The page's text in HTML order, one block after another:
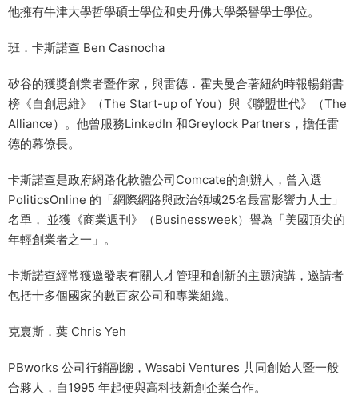
他擁有牛津大學哲學碩士學位和史丹佛大學榮譽學士學位。
班．卡斯諾查 Ben Casnocha
矽谷的獲獎創業者暨作家，與雷德．霍夫曼合著紐約時報暢銷書
榜《自創思維》（The Start-up of You）與《聯盟世代》（The
Alliance）。他曾服務LinkedIn 和Greylock Partners，擔任雷
德的幕僚長。
卡斯諾查是政府網路化軟體公司Comcate的創辦人，曾入選
PoliticsOnline 的「網際網路與政治領域25名最富影響力人士」
名單， 並獲《商業週刊》（Businessweek）譽為「美國頂尖的
年輕創業者之一」。
卡斯諾查經常獲邀發表有關人才管理和創新的主題演講，邀請者
包括十多個國家的數百家公司和專業組織。
克裏斯．葉 Chris Yeh
PBworks 公司行銷副總，Wasabi Ventures 共同創始人暨一般
合夥人，自1995 年起便與高科技新創企業合作。